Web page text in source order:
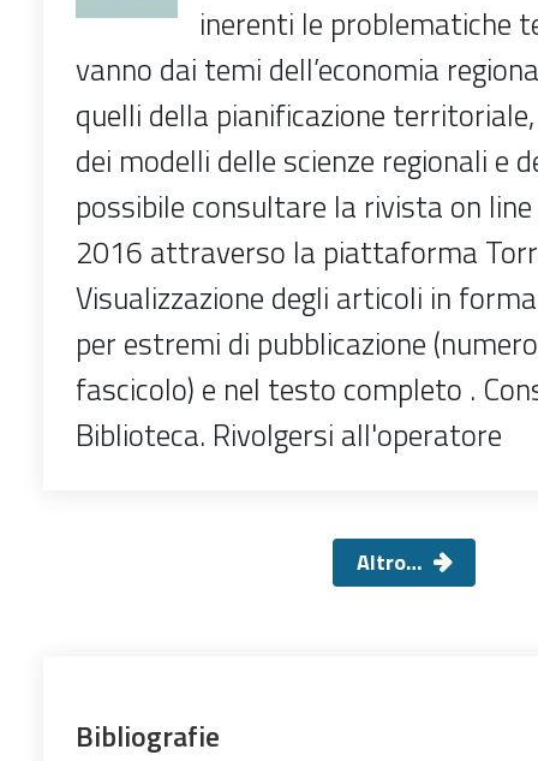
inerenti le problematiche
vanno dai temi dell’economia
quelli della pianificazione
dei modelli delle scienze regionali e
possibile consultare la rivista on
2016 attraverso la piattaforma
Visualizzazione degli articoli in
per estremi di pubblicazione
fascicolo) e nel testo completo .
Biblioteca. Rivolgersi all'operatore
Altro…
Bibliografie